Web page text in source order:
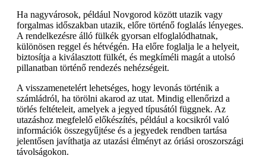
Ha nagyvárosok, például Novgorod között utazik vagy
forgalmas időszakban utazik, előre történő foglalás lényeges.
A rendelkezésre álló fülkék gyorsan elfoglalódhatnak,
különösen reggel és hétvégén. Ha előre foglalja le a helyeit,
biztosítja a kiválasztott fülkét, és megkíméli magát a utolsó
pillanatban történő rendezés nehézségeit.
A visszamenetelért lehetséges, hogy levonás történik a
számládról, ha törölni akarod az utat. Mindig ellenőrizd a
törlés feltételeit, amelyek a jegyed típusától függnek. Az
utazáshoz megfelelő előkészítés, például a kocsikról való
információk összegyűjtése és a jegyedek rendben tartása
jelentősen javíthatja az utazási élményt az óriási oroszországi
távolságokon.